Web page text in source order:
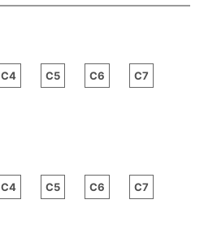
C4 C5 C6 C7
C4 C5 C6 C7